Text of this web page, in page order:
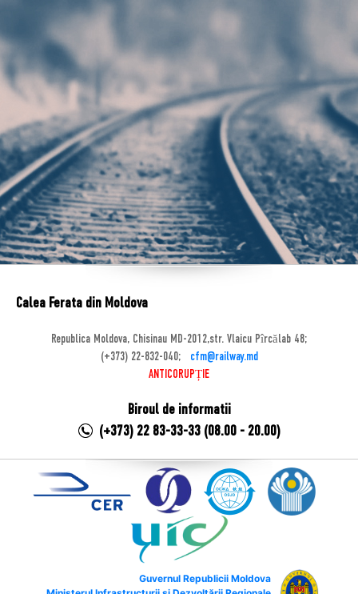
Calea Ferata din Moldova
Republica Moldova, Chisinau MD-2012,str. Vlaicu Pîrcălab 48;
(+373) 22-832-040;
cfm@railway.md
ANTICORUPȚIE
Biroul de informatii
(+373) 22 83-33-33 (08.00 - 20.00)
Guvernul Republicii Moldova